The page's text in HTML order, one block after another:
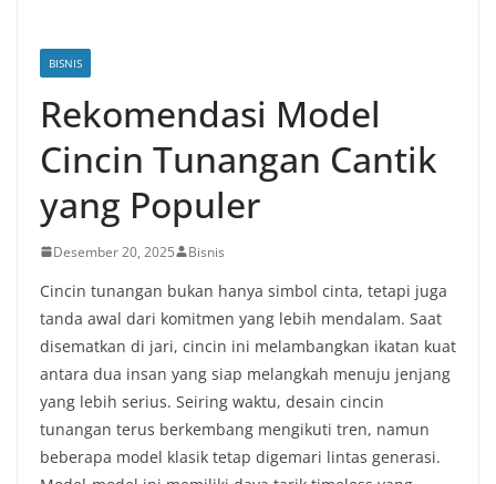
BISNIS
Rekomendasi Model
Cincin Tunangan Cantik
yang Populer
Desember 20, 2025 Bisnis
Cincin tunangan bukan hanya simbol cinta, tetapi juga
tanda awal dari komitmen yang lebih mendalam. Saat
disematkan di jari, cincin ini melambangkan ikatan kuat
antara dua insan yang siap melangkah menuju jenjang
yang lebih serius. Seiring waktu, desain cincin
tunangan terus berkembang mengikuti tren, namun
beberapa model klasik tetap digemari lintas generasi.